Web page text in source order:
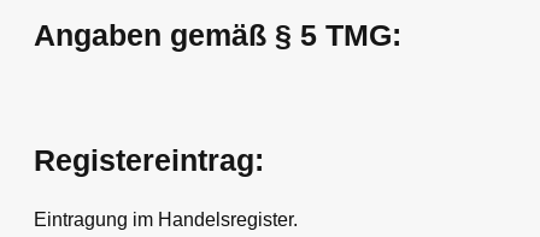
Angaben gemäß § 5 TMG:
Registereintrag:
Eintragung im Handelsregister.